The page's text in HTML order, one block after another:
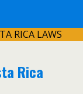
RICA LAWS
Rica